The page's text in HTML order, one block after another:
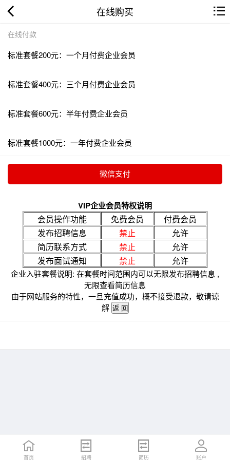
在线购买
在线付款
标准套餐200元：一个月付费企业会员
标准套餐400元：三个月付费企业会员
标准套餐600元：半年付费企业会员
标准套餐1000元：一年付费企业会员
VIP企业会员特权说明
会员操作功能 免费会员
付费会员
发布招聘信息
禁止
允许
简历联系方式
禁止
允许
发布面试通知
禁止 允许
企业入驻套餐说明: 在套餐时间范围内可以无限发布招聘信息 ,
无限查看简历信息
由于网站服务的特性，一旦充值成功，概不接受退款，敬请谅
解
首页 招聘 简历 账户